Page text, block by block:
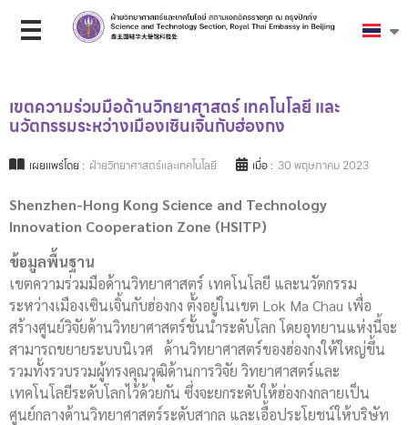
เขตความร่วมมือด้านวิทยาศาสตร์ เทคโนโลยี และ
นวัตกรรมระหว่างเมืองเซินเจิ้นกับฮ่องกง
เผยแพร่โดย : ฝ่ายวิทยาศาสตร์และเทคโนโลยี เมื่อ : 30 พฤษภาคม 2023
Shenzhen-Hong Kong Science and Technology
Innovation Cooperation Zone (HSITP)
ข้อมูลพื้นฐาน
เขตความร่วมมือด้านวิทยาศาสตร์ เทคโนโลยี และนวัตกรรม
ระหว่างเมืองเซินเจิ้นกับฮ่องกง ตั้งอยู่ในเขต Lok Ma Chau เพื่อ
สร้างศูนย์วิจัยด้านวิทยาศาสตร์ชั้นนำระดับโลก โดยอุทยานแห่งนี้จะ
สามารถขยายระบบนิเวศ ด้านวิทยาศาสตร์ของฮ่องกงให้ใหญ่ขึ้น
รวมทั้งรวบรวมผู้ทรงคุณวุฒิด้านการวิจัย วิทยาศาสตร์และ
เทคโนโลยีระดับโลกไว้ด้วยกัน ซึ่งจะยกระดับให้ฮ่องกงกลายเป็น
ศูนย์กลางด้านวิทยาศาสตร์ระดับสากล และเอื้อประโยชน์ให้บริษัท